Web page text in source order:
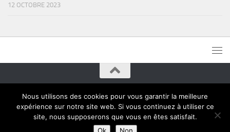
12 OCTOBRE 2023
Paroisses de Montreuil © 2015. Tous droits réservés
Nous utilisons des cookies pour vous garantir la meilleure
expérience sur notre site web. Si vous continuez à utiliser ce
site, nous supposerons que vous en êtes satisfait.